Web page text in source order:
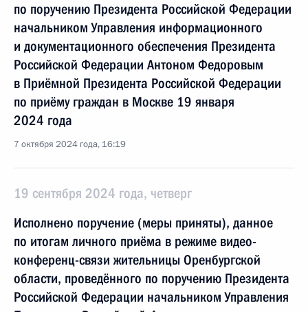
по поручению Президента Российской Федерации
начальником Управления информационного
и документационного обеспечения Президента
Российской Федерации Антоном Федоровым
в Приёмной Президента Российской Федерации
по приёму граждан в Москве 19 января
2024 года
7 октября 2024 года, 16:19
19 сентября 2024 года, четверг
Исполнено поручение (меры приняты), данное
по итогам личного приёма в режиме видео-
конференц-связи жительницы Оренбургской
области, проведённого по поручению Президента
Российской Федерации начальником Управления